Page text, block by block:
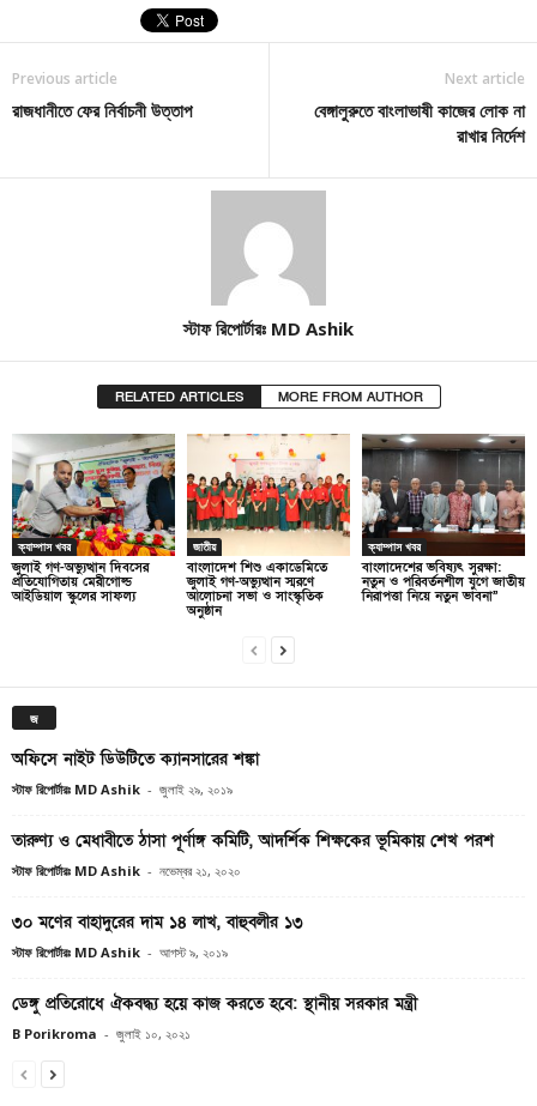
Previous article
রাজধানীতে ফের নির্বাচনী উত্তাপ
Next article
বেঙ্গালুরুতে বাংলাভাষী কাজের লোক না
রাখার নির্দেশ
স্টাফ রিপোর্টারঃ MD Ashik
RELATED ARTICLES MORE FROM AUTHOR
ক্যাম্পাস খবর
জুলাই গণ-অভ্যুত্থান দিবসের
প্রতিযোগিতায় মেরীগোল্ড
আইডিয়াল স্কুলের সাফল্য
জাতীয়
বাংলাদেশ শিশু একাডেমিতে
জুলাই গণ-অভ্যুত্থান স্মরণে
আলোচনা সভা ও সাংস্কৃতিক
অনুষ্ঠান
ক্যাম্পাস খবর
বাংলাদেশের ভবিষ্যৎ সুরক্ষা:
নতুন ও পরিবর্তনশীল যুগে জাতীয়
নিরাপত্তা নিয়ে নতুন ভাবনা”
জ
অফিসে নাইট ডিউটিতে ক্যানসারের শঙ্কা
স্টাফ রিপোর্টারঃ MD Ashik - জুলাই ২৯, ২০১৯
তারুণ্য ও মেধাবীতে ঠাসা পূর্ণাঙ্গ কমিটি, আদর্শিক শিক্ষকের ভূমিকায় শেখ পরশ
স্টাফ রিপোর্টারঃ MD Ashik - নভেম্বর ২১, ২০২০
৩০ মণের বাহাদুরের দাম ১৪ লাখ, বাহুবলীর ১৩
স্টাফ রিপোর্টারঃ MD Ashik - আগস্ট ৯, ২০১৯
ডেঙ্গু প্রতিরোধে ঐকবদ্ধ্য হয়ে কাজ করতে হবে: স্থানীয় সরকার মন্ত্রী
B Porikroma - জুলাই ১০, ২০২১